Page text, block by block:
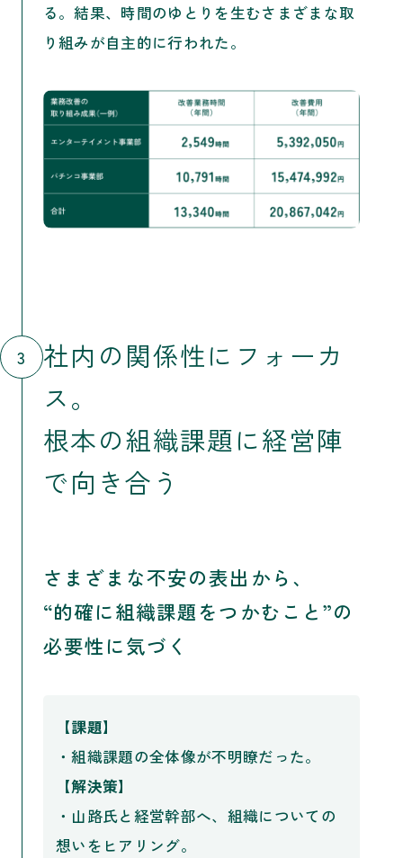
る。結果、時間のゆとりを生むさまざまな取
り組みが自主的に行われた。
3
社内の関係性にフォーカ
ス。
根本の組織課題に経営陣
で向き合う
さまざまな不安の表出から、
“的確に組織課題をつかむこと”の
必要性に気づく
【課題】
・組織課題の全体像が不明瞭だった。
【解決策】
・山路氏と経営幹部へ、組織についての
想いをヒアリング。